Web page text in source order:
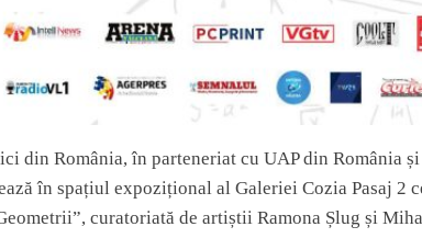
din România, în parteneriat cu UAP din România și
în spațiul expozițional al Galeriei Cozia Pasaj 2
curatoriată de artiștii Ramona Șlug și